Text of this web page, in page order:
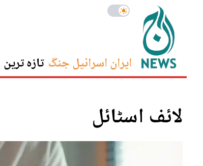
ایران اسرائیل جنگ تازہ ترین
لائف اسٹائل